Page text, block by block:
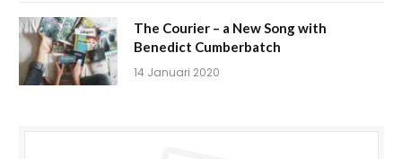
The Courier – a New Song with
Benedict Cumberbatch
14 Januari 2020